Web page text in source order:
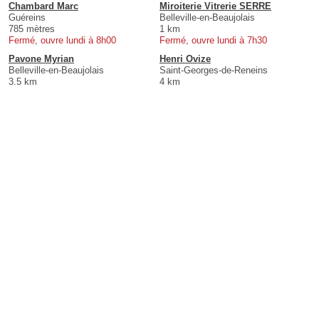
Chambard Marc
Guéreins
785 mètres
Fermé, ouvre lundi à 8h00
Miroiterie Vitrerie SERRE
Belleville-en-Beaujolais
1 km
Fermé, ouvre lundi à 7h30
Pavone Myrian
Belleville-en-Beaujolais
3.5 km
Henri Ovize
Saint-Georges-de-Reneins
4 km